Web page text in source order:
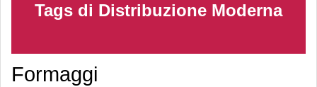
Tags di Distribuzione Moderna
Formaggi